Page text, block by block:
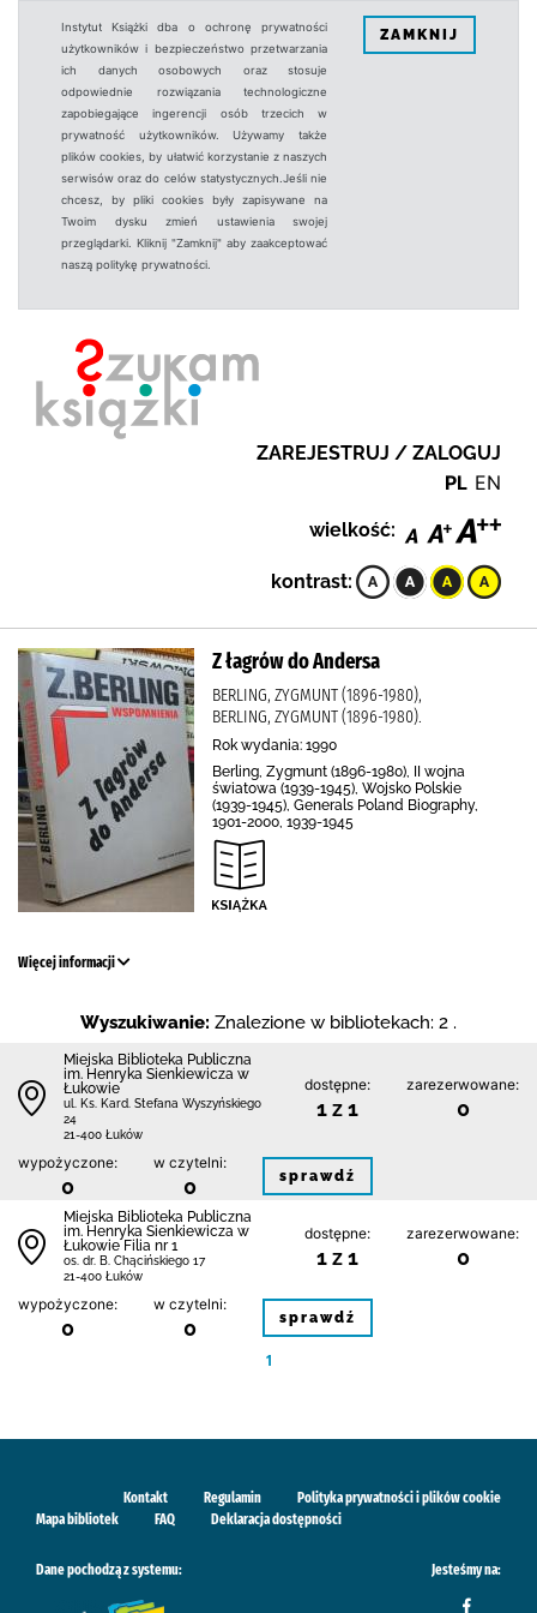
Instytut Książki dba o ochronę prywatności
użytkowników i bezpieczeństwo przetwarzania
ich danych osobowych oraz stosuje
odpowiednie rozwiązania technologiczne
zapobiegające ingerencji osób trzecich w
prywatność użytkowników. Używamy także
plików cookies, by ułatwić korzystanie z naszych
serwisów oraz do celów statystycznych.Jeśli nie
chcesz, by pliki cookies były zapisywane na
Twoim dysku zmień ustawienia swojej
przeglądarki. Kliknij "Zamknij" aby zaakceptować
naszą politykę prywatności.
ZAMKNIJ
ZAREJESTRUJ / ZALOGUJ
PL EN
wielkość:
kontrast:
Z łagrów do Andersa
BERLING, ZYGMUNT (1896-1980),
BERLING, ZYGMUNT (1896-1980).
Rok wydania: 1990
Berling, Zygmunt (1896-1980), II wojna
światowa (1939-1945), Wojsko Polskie
(1939-1945), Generals Poland Biography,
1901-2000, 1939-1945
Więcej informacji
Wyszukiwanie: Znalezione w bibliotekach: 2 .
Miejska Biblioteka Publiczna
im. Henryka Sienkiewicza w
Łukowie
ul. Ks. Kard. Stefana Wyszyńskiego
24
21-400 Łuków
dostępne:
1 z 1
zarezerwowane:
0
wypożyczone:
0
w czytelni:
0 sprawdź
Miejska Biblioteka Publiczna
im. Henryka Sienkiewicza w
Łukowie Filia nr 1
os. dr. B. Chącińskiego 17
21-400 Łuków
dostępne:
1 z 1
zarezerwowane:
0
wypożyczone:
0
w czytelni:
0 sprawdź
1
Kontakt Regulamin
Polityka prywatności i plików cookie
Mapa bibliotek
FAQ Deklaracja dostępności
Dane pochodzą z systemu: Jesteśmy na: